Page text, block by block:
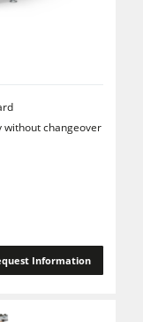
staklės
without changeover
Information